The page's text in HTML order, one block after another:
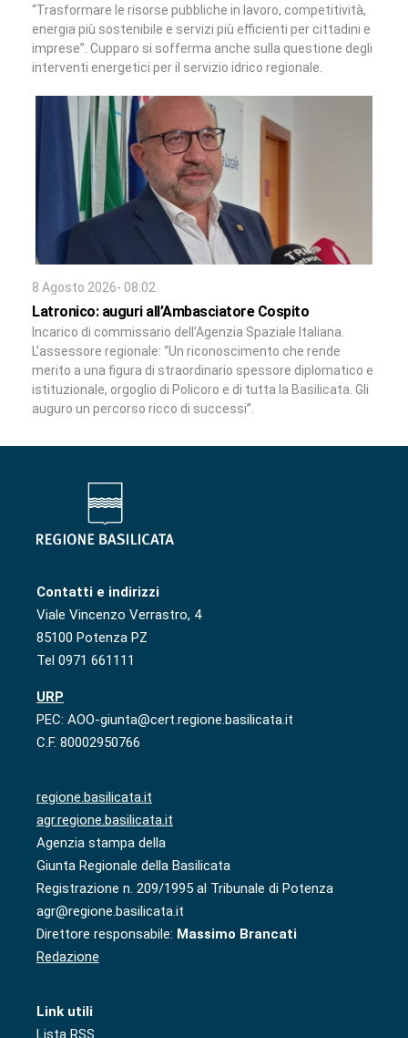
“Trasformare le risorse pubbliche in lavoro, competitività,
energia più sostenibile e servizi più efficienti per cittadini e
imprese”. Cupparo si sofferma anche sulla questione degli
interventi energetici per il servizio idrico regionale.
8 Agosto 2026- 08:02
Latronico: auguri all’Ambasciatore Cospito
Incarico di commissario dell’Agenzia Spaziale Italiana.
L’assessore regionale: “Un riconoscimento che rende
merito a una figura di straordinario spessore diplomatico e
istituzionale, orgoglio di Policoro e di tutta la Basilicata. Gli
auguro un percorso ricco di successi”.
Contatti e indirizzi
Viale Vincenzo Verrastro, 4
85100 Potenza PZ
Tel 0971 661111
URP
PEC: AOO-giunta@cert.regione.basilicata.it
C.F. 80002950766
regione.basilicata.it
agr.regione.basilicata.it
Agenzia stampa della
Giunta Regionale della Basilicata
Registrazione n. 209/1995 al Tribunale di Potenza
agr@regione.basilicata.it
Direttore responsabile: Massimo Brancati
Redazione
Link utili
Lista RSS